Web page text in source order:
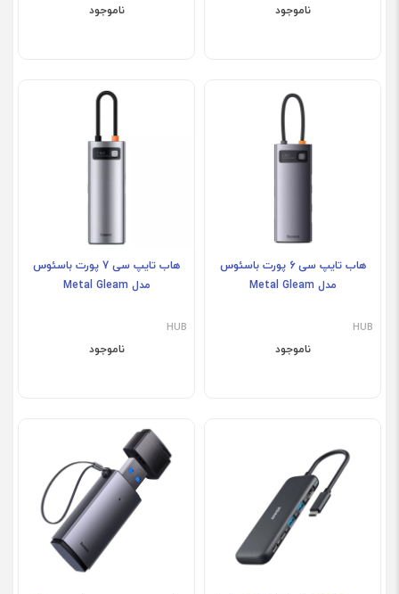
ناموجود ناموجود
هاب تایپ سی 6 پورت باسئوس
مدل Metal Gleam
HUB
ناموجود
هاب تایپ سی 7 پورت باسئوس
مدل Metal Gleam
HUB
ناموجود